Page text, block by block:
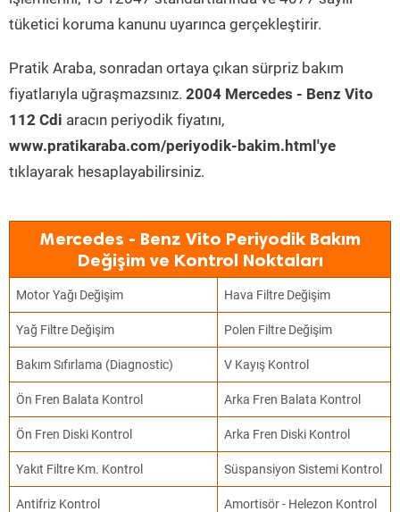
tüketici koruma kanunu uyarınca gerçekleştirir.
Pratik Araba, sonradan ortaya çıkan sürpriz bakım
fiyatlarıyla uğraşmazsınız. 2004 Mercedes - Benz Vito
112 Cdi aracın periyodik fiyatını,
www.pratikaraba.com/periyodik-bakim.html'ye
tıklayarak hesaplayabilirsiniz.
Mercedes - Benz Vito Periyodik Bakım
Değişim ve Kontrol Noktaları
Motor Yağı Değişim Hava Filtre Değişim
Yağ Filtre Değişim Polen Filtre Değişim
Bakım Sıfırlama (Diagnostic) V Kayış Kontrol
Ön Fren Balata Kontrol Arka Fren Balata Kontrol
Ön Fren Diski Kontrol Arka Fren Diski Kontrol
Yakıt Filtre Km. Kontrol Süspansiyon Sistemi Kontrol
Antifriz Kontrol Amortisör - Helezon Kontrol